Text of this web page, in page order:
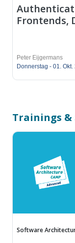
Frontends,
Peter Eijgermans
Donnerstag - 01. Okt.
Trainings &
Software